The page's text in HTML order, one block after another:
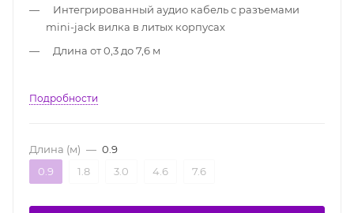
Интегрированный аудио кабель с разъемами
mini-jack вилка в литых корпусах
Длина от 0,3 до 7,6 м
Подробности
Длина (м) — 0.9
0.9
1.8 3.0 4.6 7.6